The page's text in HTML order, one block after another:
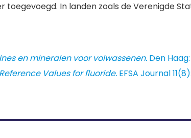
toegevoegd. In landen zoals de Verenigde
en mineralen voor volwassenen. Den
Values for fluoride. EFSA Journal